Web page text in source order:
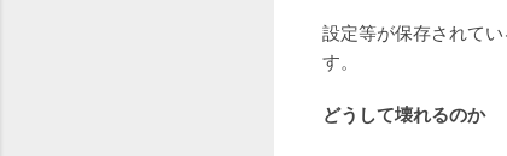
設定等が保存されて
す。
どうして壊れるのか